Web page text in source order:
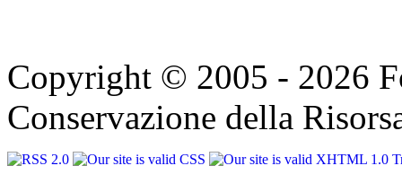
Copyright © 2005 - 2026
Conservazione della